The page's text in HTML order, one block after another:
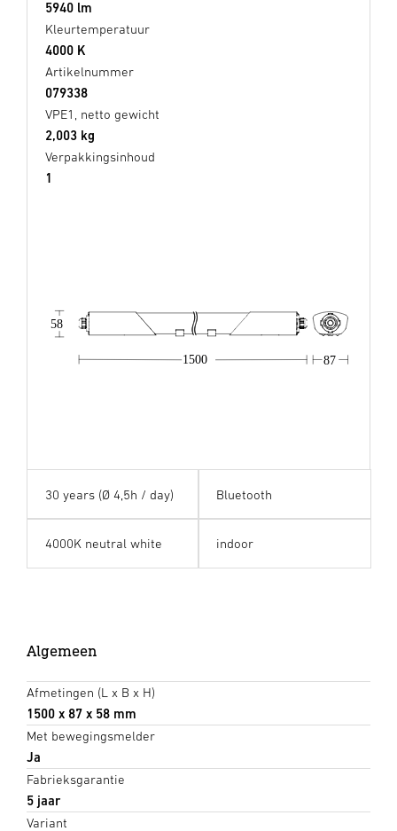
5940 lm
Kleurtemperatuur
4000 K
Artikelnummer
079338
VPE1, netto gewicht
2,003 kg
Verpakkingsinhoud
1
87
1500
58
30 years (Ø 4,5h / day) Bluetooth
4000K neutral white indoor
Algemeen
Afmetingen (L x B x H)
1500 x 87 x 58 mm
Met bewegingsmelder
Ja
Fabrieksgarantie
5 jaar
Variant